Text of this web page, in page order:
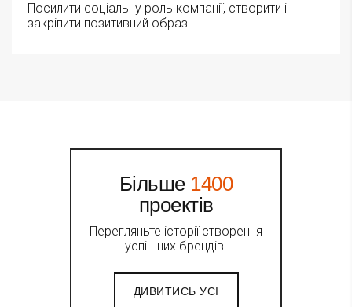
Посилити соціальну роль компанії, створити і
закріпити позитивний образ
Більше 1400
проектів
Перегляньте історії створення
успішних брендів.
ДИВИТИСЬ УСІ